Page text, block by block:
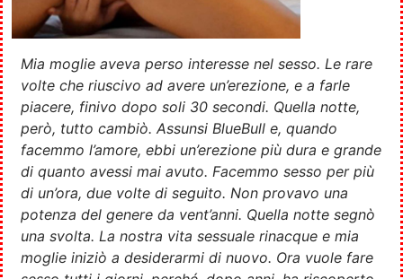
Mia moglie aveva perso interesse nel sesso. Le rare
volte che riuscivo ad avere un’erezione, e a farle
piacere, finivo dopo soli 30 secondi. Quella notte,
però, tutto cambiò. Assunsi BlueBull e, quando
facemmo l’amore, ebbi un’erezione più dura e grande
di quanto avessi mai avuto. Facemmo sesso per più
di un’ora, due volte di seguito. Non provavo una
potenza del genere da vent’anni. Quella notte segnò
una svolta. La nostra vita sessuale rinacque e mia
moglie iniziò a desiderarmi di nuovo. Ora vuole fare